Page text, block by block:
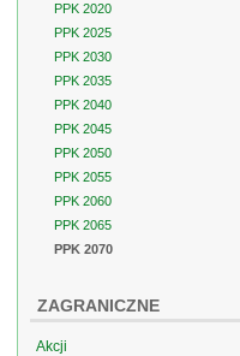
PPK 2020
PPK 2025
PPK 2030
PPK 2035
PPK 2040
PPK 2045
PPK 2050
PPK 2055
PPK 2060
PPK 2065
PPK 2070
ZAGRANICZNE
Akcji